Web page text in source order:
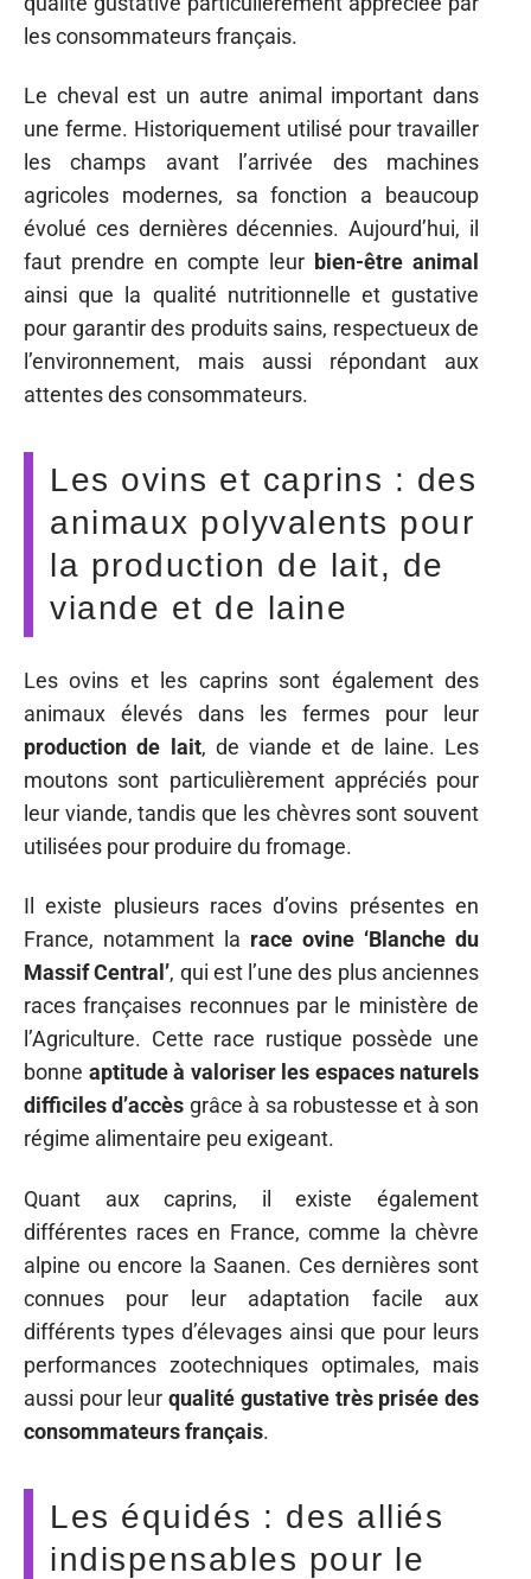
les consommateurs français.
Le cheval est un autre animal important dans
une ferme. Historiquement utilisé pour travailler
les champs avant l’arrivée des machines
agricoles modernes, sa fonction a beaucoup
évolué ces dernières décennies. Aujourd’hui, il
faut prendre en compte leur bien-être animal
ainsi que la qualité nutritionnelle et gustative
pour garantir des produits sains, respectueux de
l’environnement, mais aussi répondant aux
attentes des consommateurs.
Les ovins et caprins : des
animaux polyvalents pour
la production de lait, de
viande et de laine
Les ovins et les caprins sont également des
animaux élevés dans les fermes pour leur
production de lait, de viande et de laine. Les
moutons sont particulièrement appréciés pour
leur viande, tandis que les chèvres sont souvent
utilisées pour produire du fromage.
Il existe plusieurs races d’ovins présentes en
France, notamment la race ovine ‘Blanche du
Massif Central’, qui est l’une des plus anciennes
races françaises reconnues par le ministère de
l’Agriculture. Cette race rustique possède une
bonne aptitude à valoriser les espaces naturels
difficiles d’accès grâce à sa robustesse et à son
régime alimentaire peu exigeant.
Quant aux caprins, il existe également
différentes races en France, comme la chèvre
alpine ou encore la Saanen. Ces dernières sont
connues pour leur adaptation facile aux
différents types d’élevages ainsi que pour leurs
performances zootechniques optimales, mais
aussi pour leurqualité gustative très prisée des
consommateurs français.
Les équidés : des alliés
indispensables pour le